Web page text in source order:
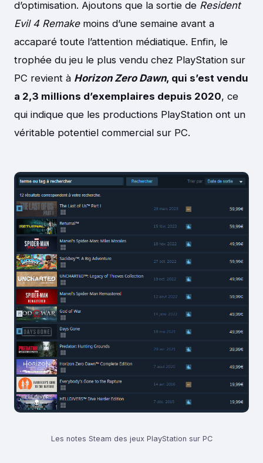
d’optimisation. Ajoutons que la sortie de Resident
Evil 4 Remakemoins d’une semaine avant a
accaparé toute l’attention médiatique. Enfin, le
trophée du jeu le plus vendu chez PlayStation sur
PC revient à Horizon Zero Dawn, qui s’est vendu
a 2,3 millions d’exemplaires depuis 2020, ce
qui indique que les productions PlayStation ont un
véritable potentiel commercial sur PC.
Les notes Steam des jeux PlayStation sur PC